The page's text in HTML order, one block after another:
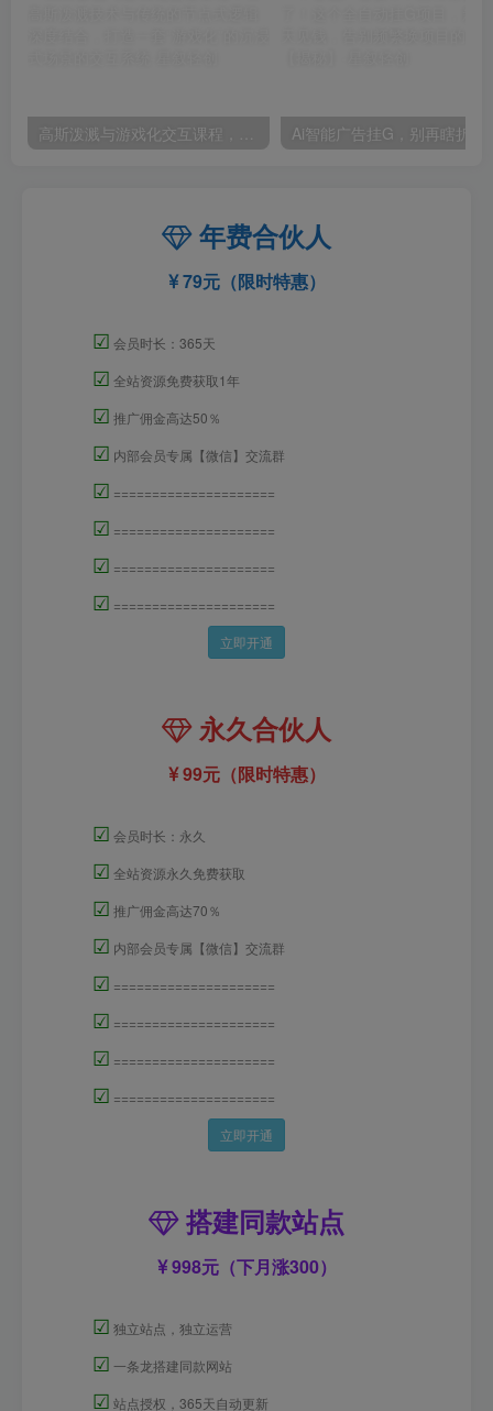
高斯泼溅与游戏化交互课程，将高斯泼溅技术与传统的节点式逻辑深度结合，打造一套“游戏化”的沉浸式场景的交互系统
年费合伙人
79元（限时特惠）
☑ 会员时长：365天
☑ 全站资源免费获取1年
☑ 推广佣金高达50％
☑ 内部会员专属【微信】交流群
☑ =====================
☑ =====================
☑ =====================
☑ =====================
立即开通
永久合伙人
99元（限时特惠）
☑ 会员时长：永久
☑ 全站资源永久免费获取
☑ 推广佣金高达70％
☑ 内部会员专属【微信】交流群
☑ =====================
☑ =====================
☑ =====================
☑ =====================
立即开通
搭建同款站点
998元（下月涨300）
☑ 独立站点，独立运营
☑ 一条龙搭建同款网站
☑ 站点授权，365天自动更新